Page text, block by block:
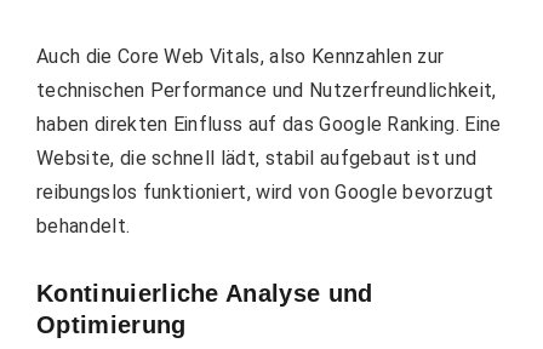
Auch die Core Web Vitals, also Kennzahlen zur
technischen Performance und Nutzerfreundlichkeit,
haben direkten Einfluss auf das Google Ranking. Eine
Website, die schnell lädt, stabil aufgebaut ist und
reibungslos funktioniert, wird von Google bevorzugt
behandelt.
Kontinuierliche Analyse und
Optimierung